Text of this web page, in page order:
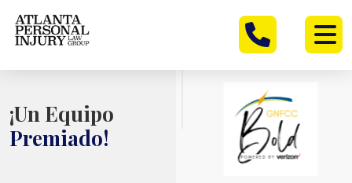
Skip
¡Un Equipo
Premiado!